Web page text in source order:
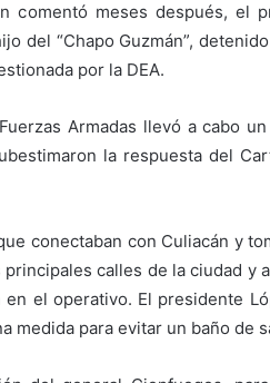
comentó meses después, el
del “Chapo Guzmán”,
por la DEA.
Armadas llevó a cabo
la respuesta del
conectaban con Culiacán y
calles de la ciudad y
el operativo. El presidente
medida para evitar un baño de